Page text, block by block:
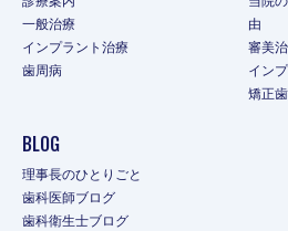
一般治療
インプラント治療
歯周病
由
審美
イン
矯正
BLOG
理事長のひとりごと
歯科医師ブログ
歯科衛生士ブログ